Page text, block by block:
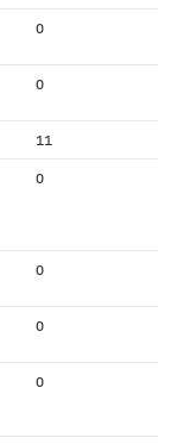
0
0
11
0
0
0
0